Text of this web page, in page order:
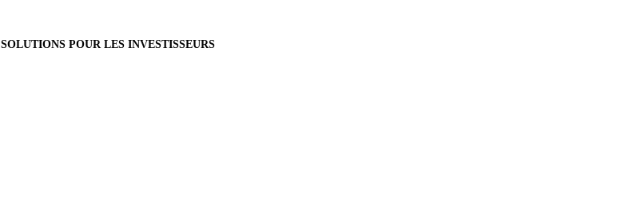
SOLUTIONS POUR LES INVESTISSEURS